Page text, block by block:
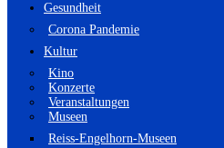
Gesundheit
Corona Pandemie
Kultur
Kino
Konzerte
Veranstaltungen
Museen
Reiss-Engelhorn-Museen